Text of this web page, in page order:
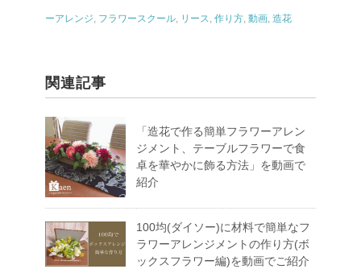
ーアレンジ, フラワースクール, リース, 作り方, 動画, 造花
関連記事
「造花で作る簡単フラワーアレン
ジメント、テーブルフラワーで食
卓を華やかに飾る方法」を動画で
紹介
100均(ダイソー)に材料で簡単なフ
ラワーアレンジメントの作り方(ボ
ックスフラワー編)を動画でご紹介